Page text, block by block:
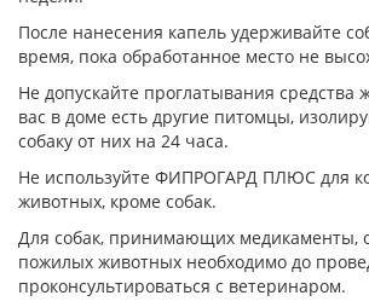
После нанесения капель удерживайте
время, пока обработанное место не
Не допускайте проглатывания средства
вас в доме есть другие питомцы,
собаку от них на 24 часа.
Не используйте ФИПРОГАРД ПЛЮС для
животных, кроме собак.
Для собак, принимающих медикаменты,
пожилых животных необходимо до
проконсультироваться с ветеринаром.